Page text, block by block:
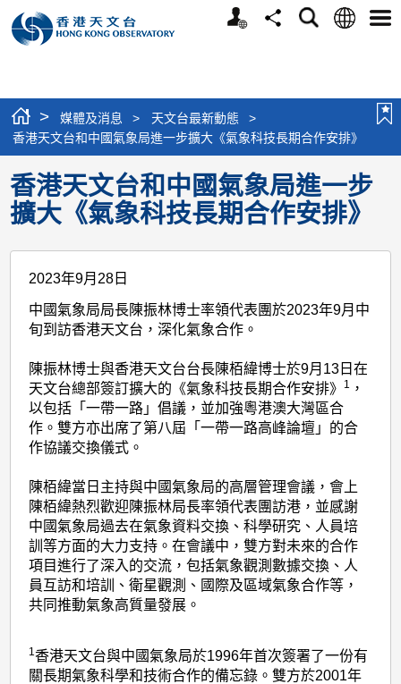
個
分
搜
語
選
> 媒體及消息 > 天文台最新動態
>
香港天文台和中國氣象局進一步擴大《氣象科技長期合作安排》
香港天文台和中國氣象局進一步
擴大《氣象科技長期合作安排》
2023年9月28日
中國氣象局局長陳振林博士率領代表團於2023年9月中
旬到訪香港天文台，深化氣象合作。
陳振林博士與香港天文台台長陳栢緯博士於9月13日在
天文台總部簽訂擴大的《氣象科技長期合作安排》
1
，
以包括「一帶一路」倡議，並加強粵港澳大灣區合
作。雙方亦出席了第八屆「一帶一路高峰論壇」的合
作協議交換儀式。
陳栢緯當日主持與中國氣象局的高層管理會議，會上
陳栢緯熱烈歡迎陳振林局長率領代表團訪港，並感謝
中國氣象局過去在氣象資料交換、科學研究、人員培
訓等方面的大力支持。在會議中，雙方對未來的合作
項目進行了深入的交流，包括氣象觀測數據交換、人
員互訪和培訓、衛星觀測、國際及區域氣象合作等，
共同推動氣象高質量發展。
1香港天文台與中國氣象局於1996年首次簽署了一份有
關長期氣象科學和技術合作的備忘錄。雙方於2001年